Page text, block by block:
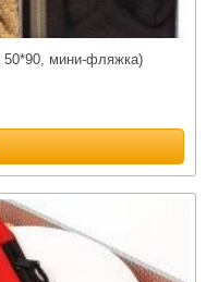
50*90, мини-фляжка)